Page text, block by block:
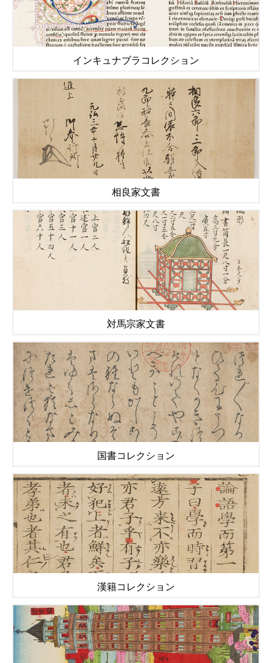
インキュナブラコレクション
相良家文書
対馬宗家文書
国書コレクション
漢籍コレクション